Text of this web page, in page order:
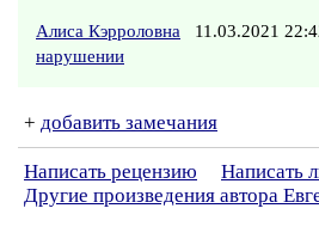
Алиса Кэрроловна 11.03.2021
нарушении
+ добавить замечания
Написать рецензию
Написать
Другие произведения автора